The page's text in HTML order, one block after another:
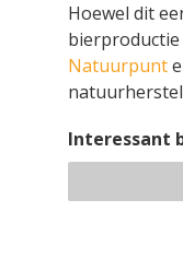
Hoewel dit
Natuurpunt
Interessant